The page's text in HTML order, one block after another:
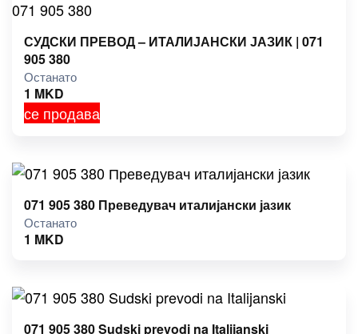
СУДСКИ ПРЕВОД – ИТАЛИЈАНСКИ ЈАЗИК | 071
905 380
Останато
1 MKD
се продава
071 905 380 Преведувач италијански јазик
Останато
1 MKD
071 905 380 Sudski prevodi na Italijanski